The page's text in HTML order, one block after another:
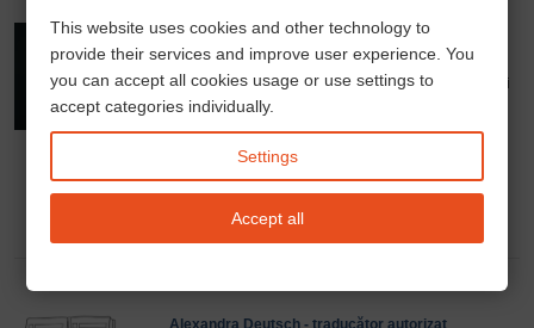
Andrea Din – Consultant financiar și asigurăti
Soluții integrate pentru credite imobiliare, asigurări și
optimizarea costurilor pentru persoane fizice și
phone
Alexandra Deutsch - traducător autorizat
This website uses cookies and other technology to
provide their services and improve user experience. You
you can accept all cookies usage or use settings to
accept categories individually.
Settings
Accept all